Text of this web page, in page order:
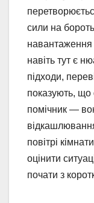
сили на
навіть тут є
підходи,
показують, що
помічник —
повітрі
оцінити
почати з